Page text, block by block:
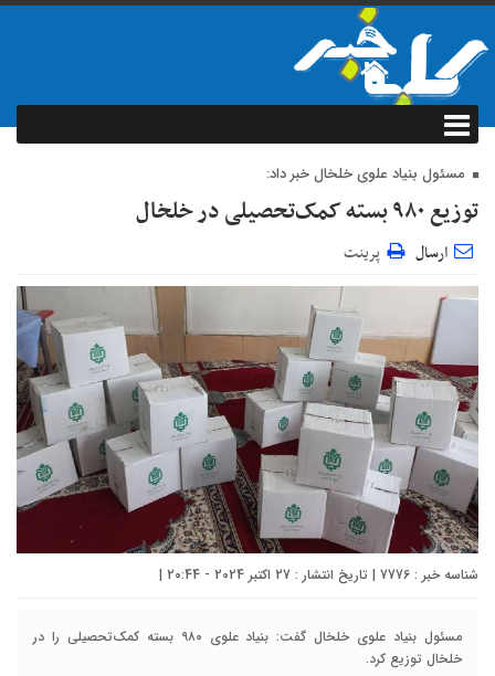
مسئول بنیاد علوی خلخال خبر داد:
توزیع ۹۸۰ بسته کمک‌تحصیلی در خلخال
ارسال پرینت
شناسه خبر : 7776 | تاریخ انتشار : 27 اکتبر 2024 - 20:44 |
مسئول بنیاد علوی خلخال گفت: بنیاد علوی ۹۸۰ بسته کمک‌تحصیلی را در
خلخال توزیع کرد.